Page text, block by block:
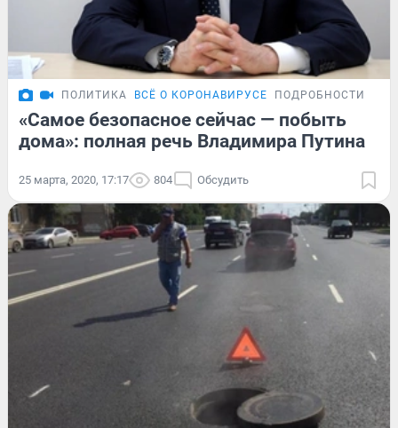
ПОЛИТИКА ВСЁ О КОРОНАВИРУСЕ ПОДРОБНОСТИ
«Самое безопасное сейчас — побыть
дома»: полная речь Владимира Путина
25 марта, 2020, 17:17 804 Обсудить